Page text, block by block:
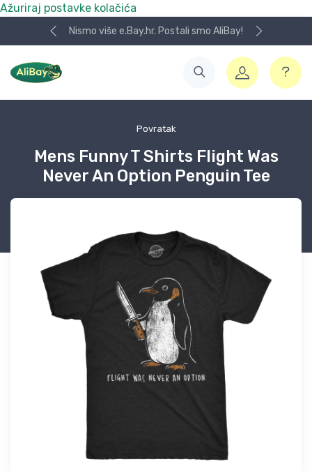
Ažuriraj postavke kolačića
Nismo više e.Bay.hr. Postali smo AliBay!
Povratak
Mens Funny T Shirts Flight Was
Never An Option Penguin Tee